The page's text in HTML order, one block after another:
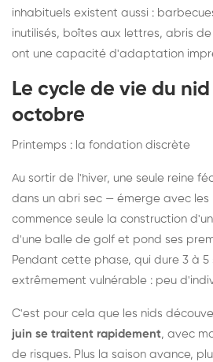
inhabituels existent aussi :
inutilisés, boîtes aux lettres, abris de
ont une capacité d'adaptation
Le cycle de vie du
octobre
Printemps : la fondation discrète
Au sortir de l'hiver, une seule reine
dans un abri sec — émerge avec les
commence seule la construction
d'une balle de golf et pond ses
Pendant cette phase, qui dure 3 à 5
extrêmement vulnérable : peu
C'est pour cela que les nids
juin se traitent rapidement, avec
de risques. Plus la saison avance,